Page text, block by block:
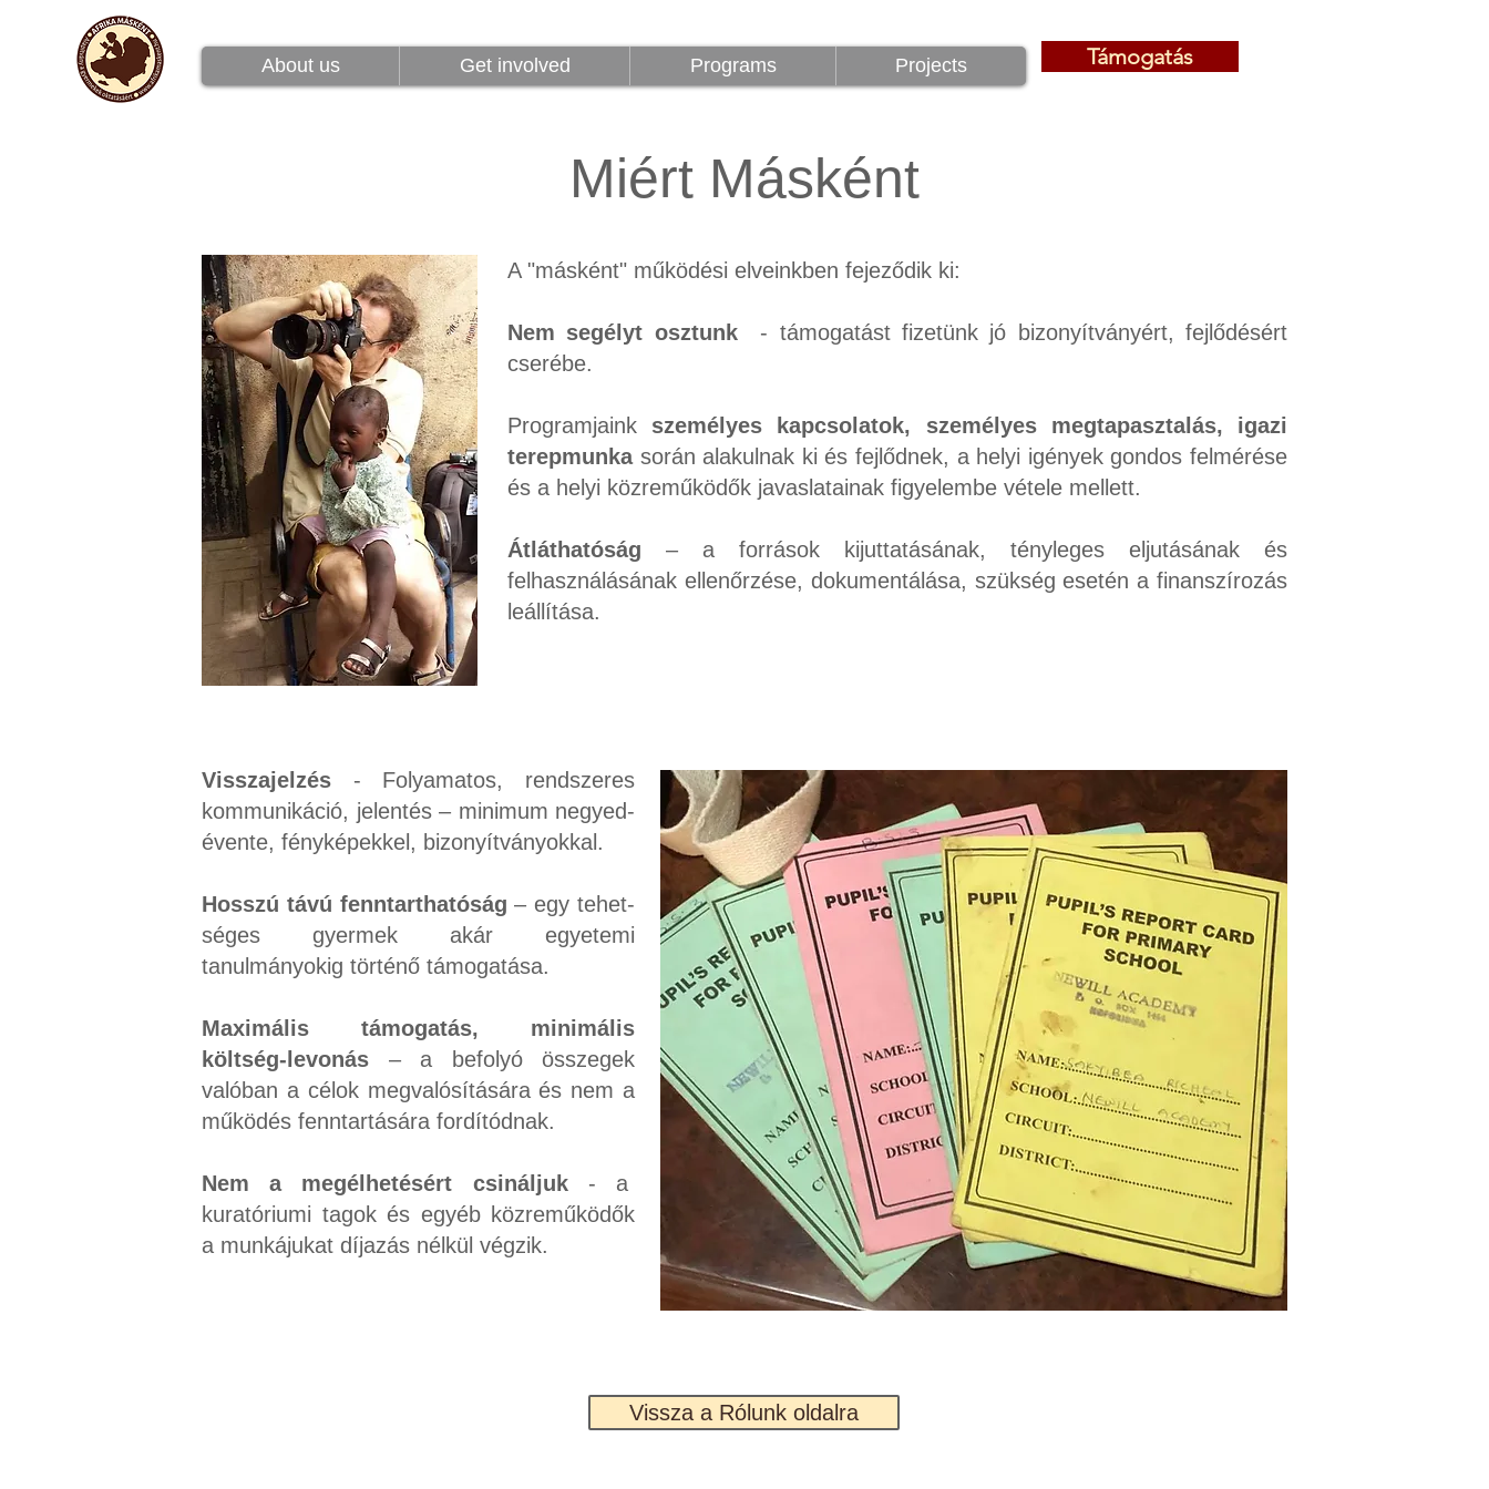
Rólunk Csatlakozz 1% Támogatás
About us Get involved Programs Projects Támogatás
Miért Másként
A "másként" működési elveinkben fejeződik ki:
Nem segélyt osztunk- támogatást fizetünk jó bizonyítványért, fejlődésért
cserébe.
Programjaink személyes kapcsolatok, személyes megtapasztalás, igazi
terepmunkasorán alakulnak ki és fejlődnek, a helyi igények gondos felmérése
és a helyi közreműködők javaslatainak figyelembe vétele mellett.
Átláthatóság – a források kijuttatásának, tényleges eljutásának és
felhasználásának ellenőrzése, dokumentálása, szükség esetén a finanszírozás
leállítása.
Visszajelzés - Folyamatos, rendszeres
kommunikáció, jelentés – minimum negyed-
évente, fényképekkel, bizonyítványokkal.
Hosszú távú fenntarthatóság – egy tehet-
séges gyermek akár egyetemi
tanulmányokig történő támogatása.
Maximális támogatás, minimális
költség-levonás – a befolyó összegek
valóban a célok megvalósítására és nem a
működés fenntartására fordítódnak.
Nem a megélhetésért csináljuk- a
kuratóriumi tagok és egyéb közreműködők
a munkájukat díjazás nélkül végzik.
Vissza a Rólunk oldalra